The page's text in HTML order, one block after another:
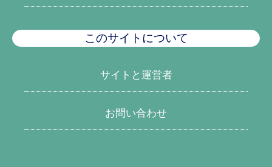
このサイトについて
サイトと運営者
お問い合わせ